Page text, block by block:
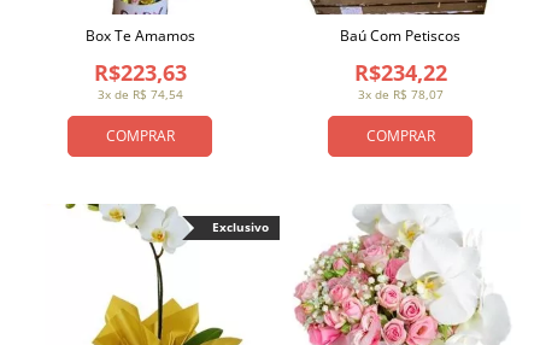
COMPRAR
3x de R$ 74,54
R$223,63
Box Te Amamos
COMPRAR
3x de R$ 78,07
R$234,22
Baú Com Petiscos
Exclusivo